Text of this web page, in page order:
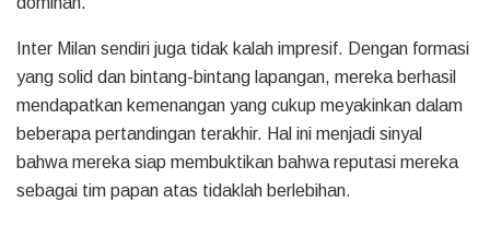
Inter Milan sendiri juga tidak kalah impresif. Dengan formasi
yang solid dan bintang-bintang lapangan, mereka berhasil
mendapatkan kemenangan yang cukup meyakinkan dalam
beberapa pertandingan terakhir. Hal ini menjadi sinyal
bahwa mereka siap membuktikan bahwa reputasi mereka
sebagai tim papan atas tidaklah berlebihan.